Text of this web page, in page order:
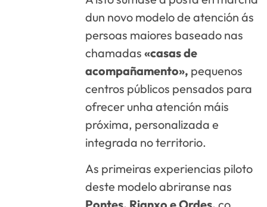
dun novo modelo de atención ás
persoas maiores baseado nas
chamadas«casas de
acompañamento», pequenos
centros públicos pensados para
ofrecer unha atención máis
próxima, personalizada e
integrada no territorio.
As primeiras experiencias piloto
deste modelo abriranse nas